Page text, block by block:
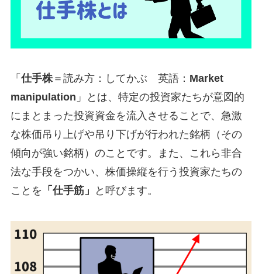
「 仕手株＝読み方：してかぶ 英語： Market
manipulation 」とは、特定の投資家たちが意図的
にまとまった投資資金を流入させることで、急激
な株価吊り上げや吊り下げが行われた銘柄（その
傾向が強い銘柄）のことです。また、これら非合
法な手段をつかい、株価操縦を行う投資家たちの
ことを 「仕手筋」 と呼びます。